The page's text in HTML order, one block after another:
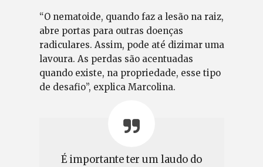
“O nematoide, quando faz a lesão na raiz,
abre portas para outras doenças
radiculares. Assim, pode até dizimar uma
lavoura. As perdas são acentuadas
quando existe, na propriedade, esse tipo
de desafio”, explica Marcolina.
É importante ter um laudo do